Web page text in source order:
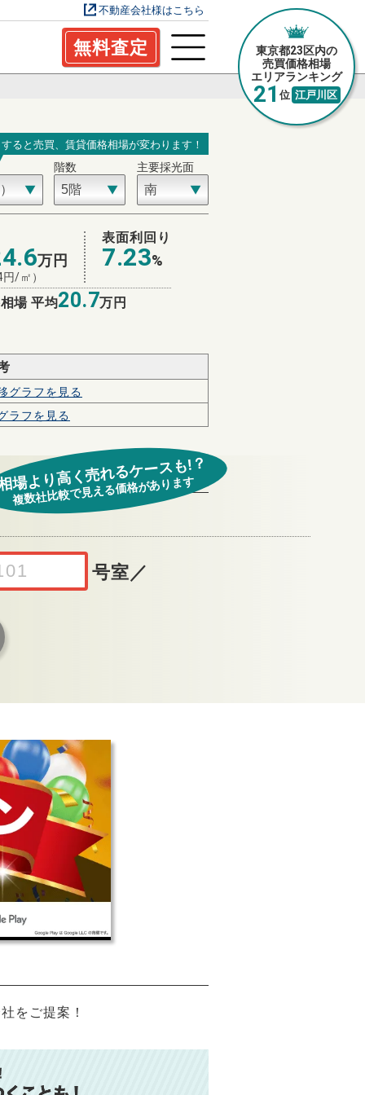
不動産会社様はこちら
無料査定
東京都23区内の
売買価格相場
エリアランキング
21 位 江戸川区
ると売買、賃貸価格相場が変わります！
階数 主要採光面
万円
円/㎡）
表面利回り
7.23%
場 平均20.7万円
グラフを見る
ラフを見る
号室 ／
場より高く売れるケースも!？
複数社比較で見える価格があります
をご提案！